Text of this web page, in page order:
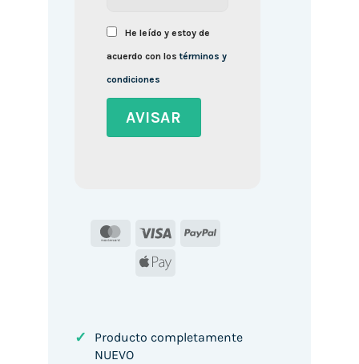
He leído y estoy de
acuerdo con lostérminos y
condiciones
MasterCard
Visa
PayPal
Apple
✓
Producto completamente
NUEVO